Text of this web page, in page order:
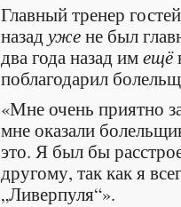
Главный тренер
назадужене был
два года назад имещё
поблагодарил
«Мне очень приятно
мне оказали
это. Я был бы
другому, так как я
„Ливерпуля“».